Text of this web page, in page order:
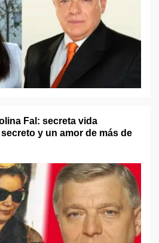
Fal: secreta vida
y un amor de más de